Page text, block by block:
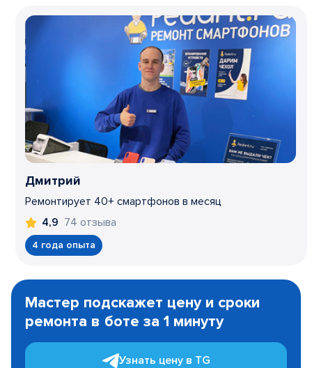
Дмитрий
Ремонтирует 40+ смартфонов в месяц
4,9 74 отзыва
4 года опыта
1
Мастер подскажет цену и сроки
ремонта в боте за 1 минуту
Узнать цену в TG